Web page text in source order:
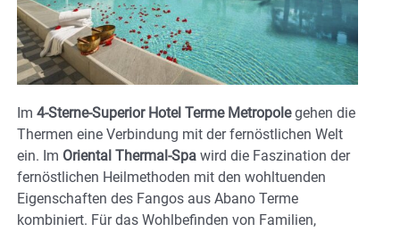
Im 4-Sterne-Superior Hotel Terme Metropolegehen die
Thermen eine Verbindung mit der fernöstlichen Welt
ein. Im Oriental Thermal-Spa wird die Faszination der
fernöstlichen Heilmethoden mit den wohltuenden
Eigenschaften des Fangos aus Abano Terme
kombiniert. Für das Wohlbefinden von Familien,